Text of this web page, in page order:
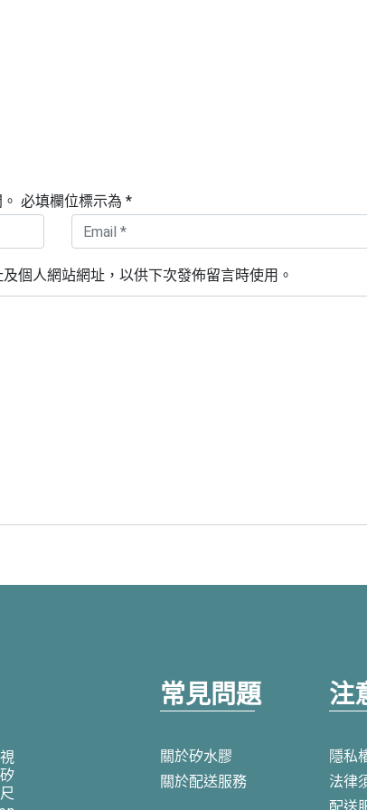
必填欄位標示為 *
個人網站網址，以供下次發佈留言時使用。
常見問題
關於矽水膠
關於配送服務
注
隱私
法律